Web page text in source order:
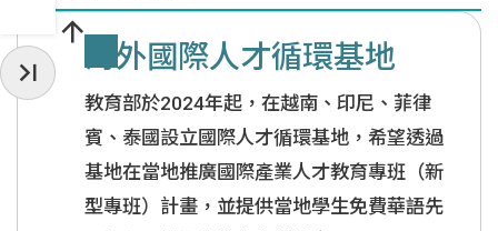
海外國際人才循環基地
教育部於2024年起，在越南、印尼、菲律
賓、泰國設立國際人才循環基地，希望透過
基地在當地推廣國際產業人才教育專班（新
型專班）計畫，並提供當地學生免費華語先
收起常用服務